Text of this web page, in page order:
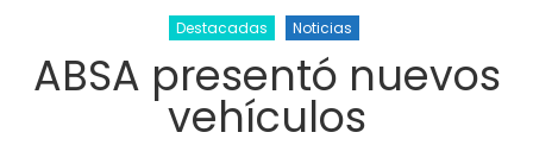
Destacadas Noticias
ABSA presentó nuevos
vehículos